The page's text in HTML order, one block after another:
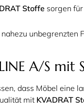
Stoffe sorgen
unbegrenzten
A/S
dass Möbel eine
mit KVADRAT